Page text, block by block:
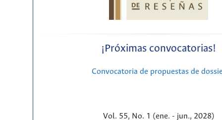
¡Próximas convocatorias!
Convocatoria de propuestas de
Vol. 55, No. 1 (ene. - jun., 2028)